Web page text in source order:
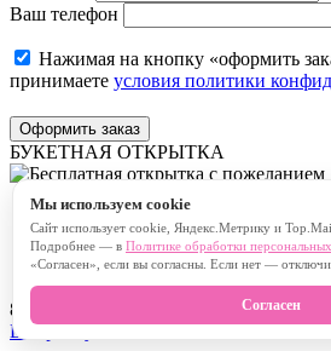
Ваш телефон
Нажимая на кнопку «оформить
принимаете условия политики
Оформить заказ
БУКЕТНАЯ ОТКРЫТКА
Бесплатная открытка с
Платная открытка с
80
В корзину
Мы используем cookie
Сайт использует cookie, Яндекс.Метрику и
Подробнее — в Политике обработки
«Согласен», если вы согласны. Если нет —
Согласен